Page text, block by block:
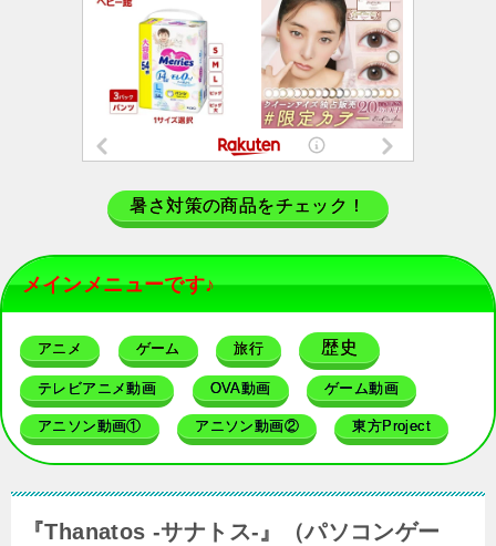
暑さ対策の商品をチェック！
メインメニューです♪
アニメ ゲーム 旅行 歴史
テレビアニメ動画 OVA動画 ゲーム動画
アニソン動画① アニソン動画② 東方Project
『Thanatos -サナトス-』（パソコンゲー